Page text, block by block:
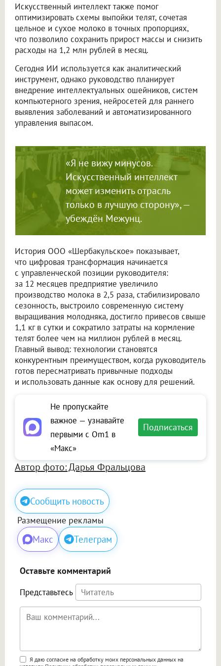
Искусственный интеллект также помог
оптимизировать схемы выпойки телят, сочетая
цельное и сухое молоко в точных пропорциях,
что позволило сохранить прирост массы и снизить
расходы на 1,2 млн рублей в месяц.
Сегодня ИИ используется как аналитический
инструмент, однако руководство планирует
внедрение интеллектуальных ошейников, систем
компьютерного зрения, нейросетей для раннего
выявления заболеваний и автоматизированного
управления выпасом.
«Я не вижу минусов.
Искусственный интеллект
может изменить отрасль
только в лучшую сторону», —
убеждён Межунц.
История ООО «Шербакульское» показывает,
что цифровая трансформация начинается
с управленческой позиции руководителя:
за 12 месяцев предприятие увеличило
производство молока в 2,5 раза, стабилизировало
сезонность, выстроило современную систему
выращивания молодняка, достигло привесов свыше
1,1 кг в сутки и сократило затраты на кормление
телят более чем на миллион рублей в месяц.
Главный вывод: технологии становятся
конкурентным преимуществом, когда руководитель
готов пересматривать привычные подходы
и использовать данные как основу для решений.
Не пропускайте
важное — узнавайте
первыми с Om1 в
«Макс»
Подписаться
Автор фото: Дарья Фральцова
Сообщить новость
Размещение рекламы
Макс Телеграм
Оставьте комментарий
Представьтесь
Поддержка HTML
Я даю согласие на обработку моих персональных данных на